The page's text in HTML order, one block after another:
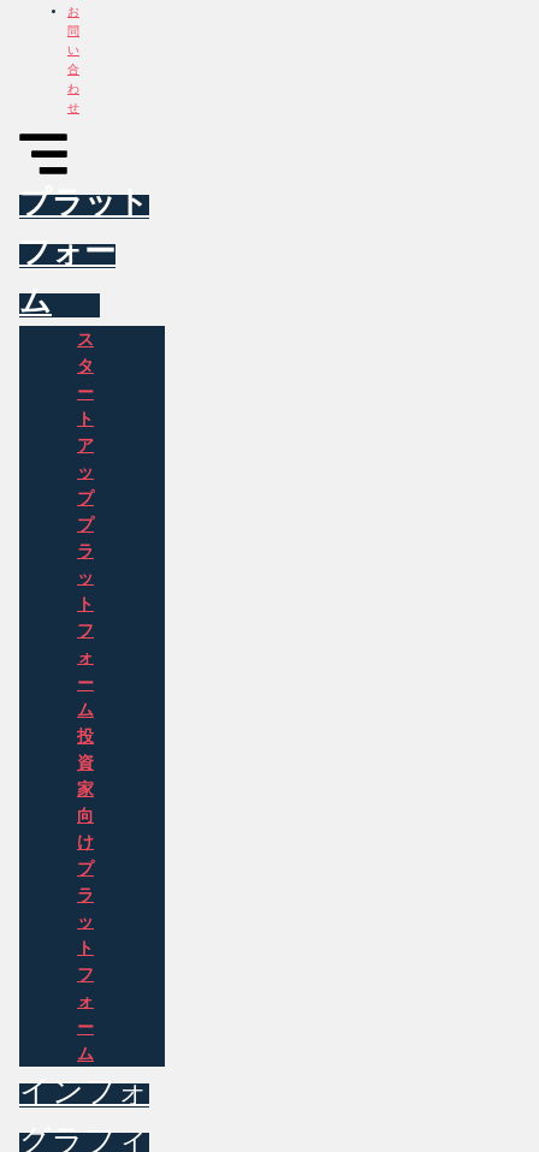
お
問
い
合
わ
せ
プラット
フォー
ム
ス
タ
ー
ト
ア
ッ
プ
プ
ラ
ッ
ト
フ
ォ
ー
ム
投
資
家
向
け
プ
ラ
ッ
ト
フ
ォ
ー
ム
インフォ
グラフィ